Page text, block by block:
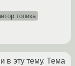
топика
в эту тему. Тема